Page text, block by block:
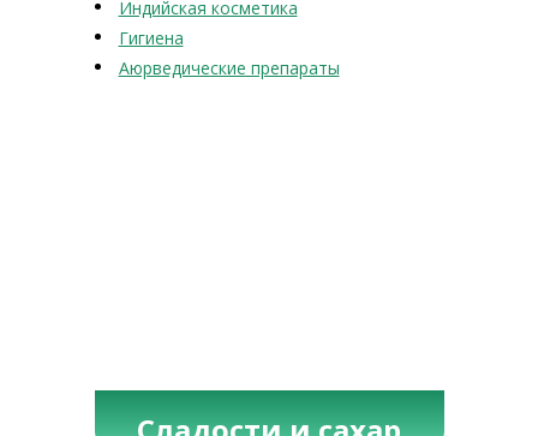
Индийская косметика
Гигиена
Аюрведические препараты